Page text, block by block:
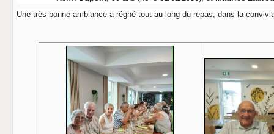
Une très bonne ambiance a régné tout au long du repas, dans la